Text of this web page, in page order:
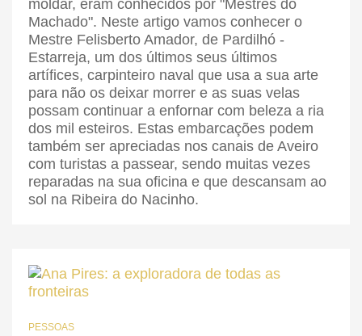
moldar, eram conhecidos por "Mestres do
Machado". Neste artigo vamos conhecer o
Mestre Felisberto Amador, de Pardilhó -
Estarreja, um dos últimos seus últimos
artífices, carpinteiro naval que usa a sua arte
para não os deixar morrer e as suas velas
possam continuar a enfornar com beleza a ria
dos mil esteiros. Estas embarcações podem
também ser apreciadas nos canais de Aveiro
com turistas a passear, sendo muitas vezes
reparadas na sua oficina e que descansam ao
sol na Ribeira do Nacinho.
PESSOAS